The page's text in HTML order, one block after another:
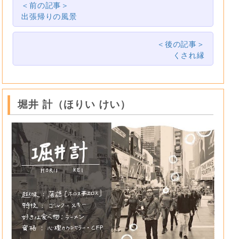
＜前の記事＞
出張帰りの風景
＜後の記事＞
くされ縁
堀井 計（ほりい けい）